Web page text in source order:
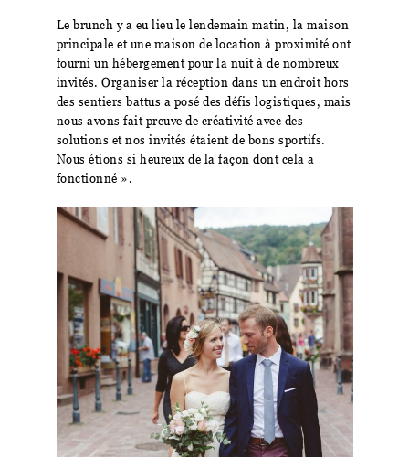
Le brunch y a eu lieu le lendemain matin, la maison
principale et une maison de location à proximité ont
fourni un hébergement pour la nuit à de nombreux
invités. Organiser la réception dans un endroit hors
des sentiers battus a posé des défis logistiques, mais
nous avons fait preuve de créativité avec des
solutions et nos invités étaient de bons sportifs.
Nous étions si heureux de la façon dont cela a
fonctionné ».